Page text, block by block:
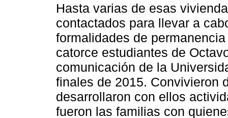
Hasta varias de esas
contactados para llevar a
formalidades de
catorce estudiantes de
comunicación de la
finales de 2015. Convivieron
desarrollaron con ellos
fueron las familias con